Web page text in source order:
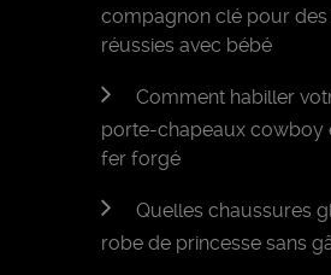
compagnon clé pour des
réussies avec bébé
Comment habiller
porte-chapeaux cowboy
fer forgé
Quelles chaussures
robe de princesse sans